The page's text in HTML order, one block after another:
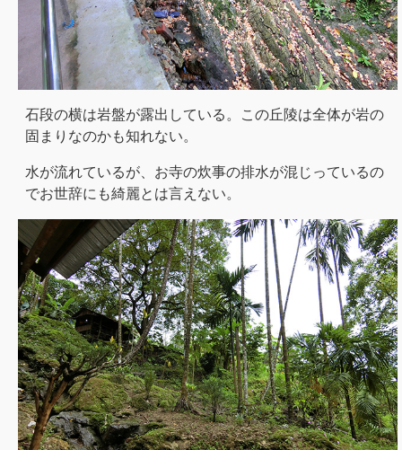
石段の横は岩盤が露出している。この丘陵は全体が岩の
固まりなのかも知れない。
水が流れているが、お寺の炊事の排水が混じっているの
でお世辞にも綺麗とは言えない。